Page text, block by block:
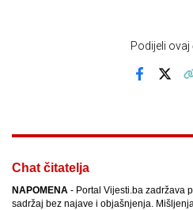
Podijeli ovaj
Chat čitatelja
NAPOMENA - Portal Vijesti.ba zadržava
sadržaj bez najave i objašnjenja.